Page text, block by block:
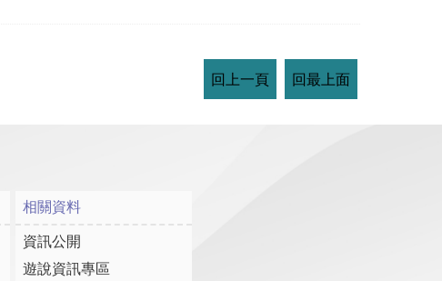
回上一頁 回最上面
相關資料
資訊公開
遊說資訊專區